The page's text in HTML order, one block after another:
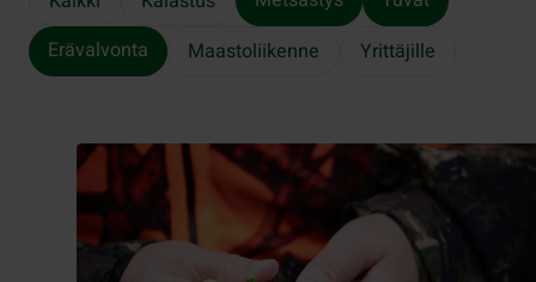
Erävalvonta
Maastoliikenne Yrittäjille